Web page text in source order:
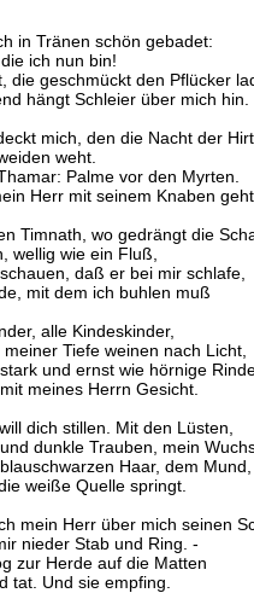
in Tränen schön gebadet:
ich nun bin!
die geschmückt den Pflücker
hängt Schleier über mich hin.
mich, den die Nacht der
weht.
Palme vor den Myrten.
Herr mit seinem Knaben geht
Timnath, wo gedrängt die
wellig wie ein Fluß,
daß er bei mir schlafe,
mit dem ich buhlen muß
alle Kindeskinder,
Tiefe weinen nach Licht,
und ernst wie hörnige
meines Herrn Gesicht.
dich stillen. Mit den Lüsten,
dunkle Trauben, mein
Haar, dem Mund,
weiße Quelle springt.
mein Herr über mich seinen
nieder Stab und Ring. -
zur Herde auf die Matten
tat. Und sie empfing.